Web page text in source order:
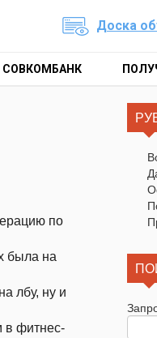
Доска
СОВКОМБАНК
по
была на
лбу, ну и
в фитнес-